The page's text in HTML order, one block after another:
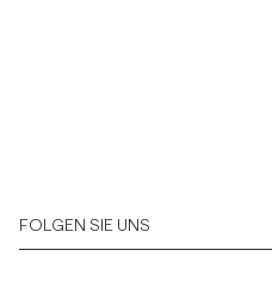
FOLGEN SIE UNS